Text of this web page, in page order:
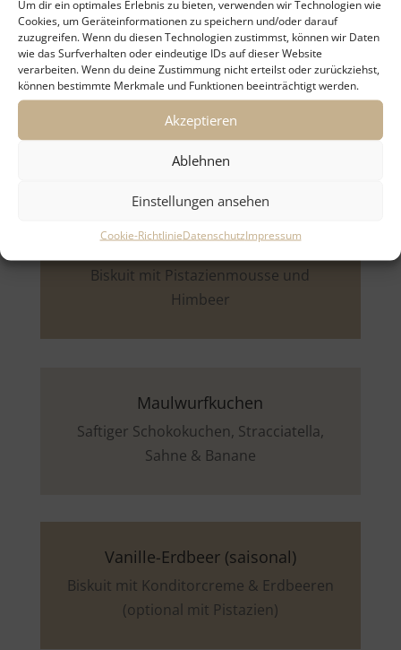
Um dir ein optimales Erlebnis zu bieten, verwenden wir Technologien wie
Cookies, um Geräteinformationen zu speichern und/oder darauf
zuzugreifen. Wenn du diesen Technologien zustimmst, können wir Daten
wie das Surfverhalten oder eindeutige IDs auf dieser Website
verarbeiten. Wenn du deine Zustimmung nicht erteilst oder zurückziehst,
können bestimmte Merkmale und Funktionen beeinträchtigt werden.
Akzeptieren
Ablehnen
Einstellungen ansehen
Cookie-RichtlinieDatenschutzImpressum
Weiße Himbeerkokos
Biskuit mit weißer Mousse, Himbeer
und geröstetem Kokos (optional)
Pistazien-Himbeer
Biskuit mit Pistazienmousse und
Himbeer
Maulwurfkuchen
Saftiger Schokokuchen, Stracciatella,
Sahne & Banane
Vanille-Erdbeer (saisonal)
Biskuit mit Konditorcreme & Erdbeeren
(optional mit Pistazien)